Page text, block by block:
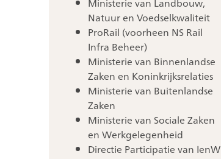
Natuur en Voedselkwaliteit
ProRail (voorheen NS Rail
Infra Beheer)
Ministerie van Binnenlandse
Zaken en Koninkrijksrelaties
Ministerie van Buitenlandse
Zaken
Ministerie van Sociale Zaken
en Werkgelegenheid
Directie Participatie van IenW